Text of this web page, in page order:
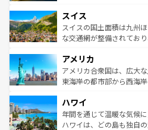
れる地方に足を運ぶとそ
きるだろう。 な
を参照してほしい。
は、お酒好きな人にはぜひ体験し
ドイツ情報はコンテンツ
リアごとに異なる魅力が
ティー、ビール好きには
戦など、本場だからこそ
ンツ一覧を参照してほしい
スイス
スイスの国土面積は九州
な交通網が整備されてお
の建物がそのまま残る町
博物館もあり、アルプス
ことができる。国民の所
ば市内交通費無料で観光を楽し
着のスイス情報はコンテ
アメリカ
アメリカ合衆国は、広大
東海岸の都市部から西海
のような巨大都市は、観
ンメントが詰まった刺激
西部には大自然が広がり
ハワイ
年間を通じて温暖な気候
ハワイは、どの島も独自